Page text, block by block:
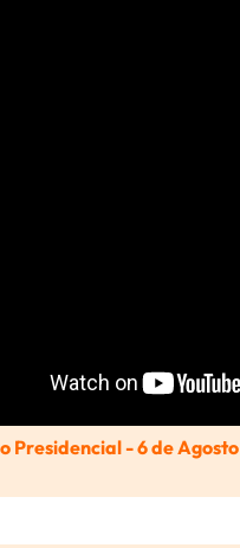
Presidencial - 6 de Agosto